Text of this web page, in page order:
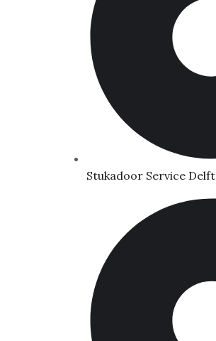
Stukadoor Service Delft